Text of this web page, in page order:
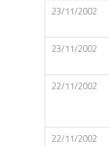
23/11/2002
23/11/2002
22/11/2002
22/11/2002